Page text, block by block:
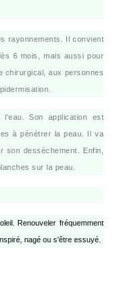
rayonnements. Il convient
6 mois, mais aussi pour
chirurgical, aux personnes
Son application est
à pénétrer la peau. Il va
son dessèchement. Enfin,
sur la peau.
Renouveler fréquemment
nagé ou s'être essuyé.